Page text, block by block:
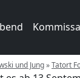
und Jung»Tatort